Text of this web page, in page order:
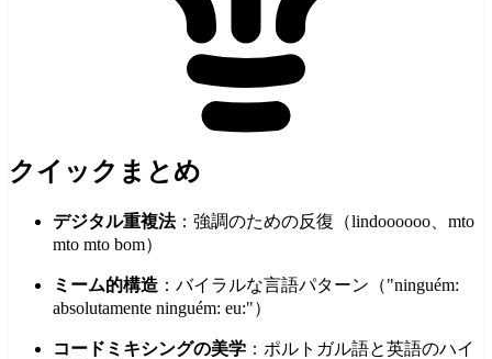
クイックまとめ
デジタル重複法：強調のための反復（lindoooooo、mto
mto mto bom）
ミーム的構造 ：バイラルな言語パターン（"ninguém:
absolutamente ninguém: eu:"）
コードミキシングの美学 ：ポルトガル語と英語のハイ